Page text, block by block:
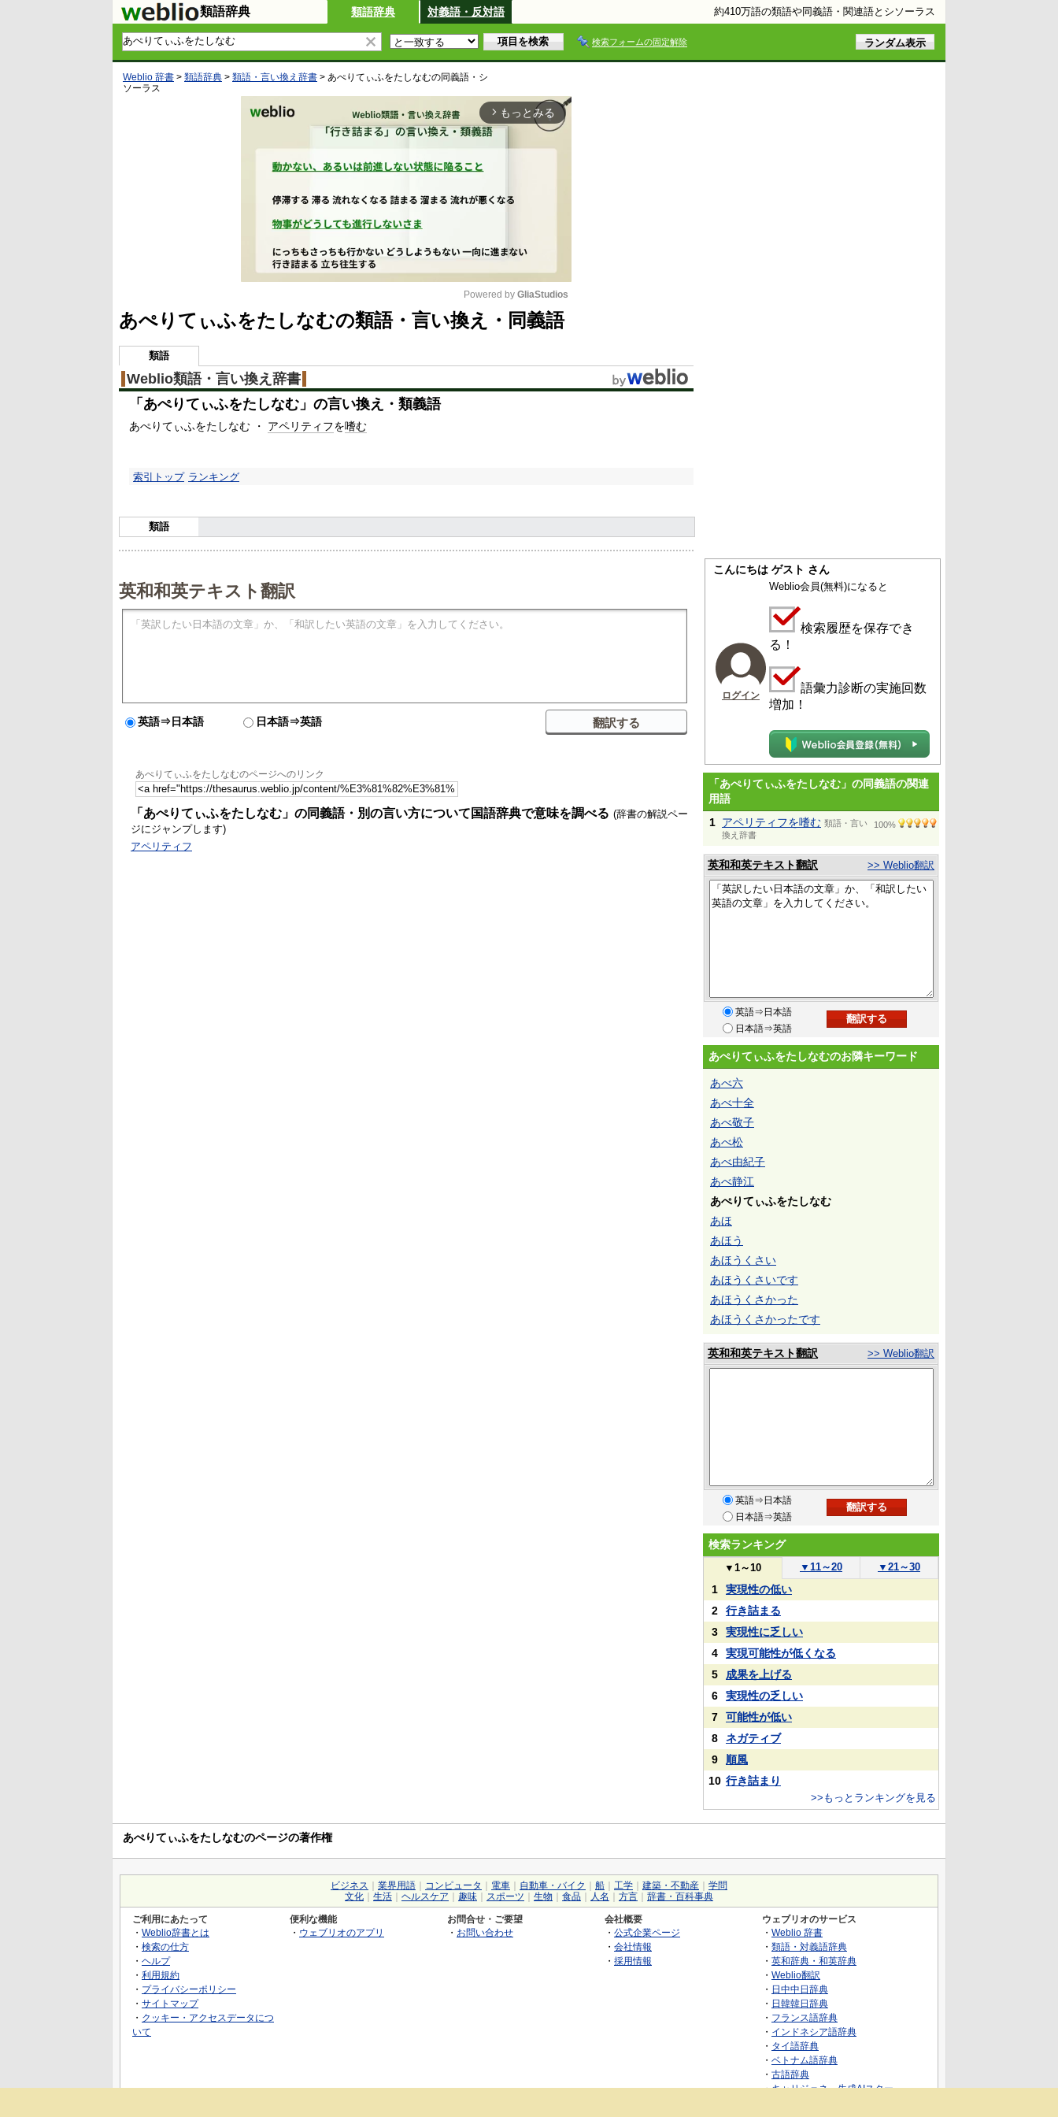
類語辞典 類語辞典 対義語・反対語 約410万語の類語や同義語・関連語とシソーラス
検索フォームの固定解除
Weblio 辞書 > 類語辞典 > 類語・言い換え辞書 > あぺりてぃふをたしなむの同義語・シ
ソーラス
arrow_forward_ios もっとみる
Powered by GliaStudios
あぺりてぃふをたしなむの類語・言い換え・同義語
類語
Weblio類語・言い換え辞書
「 あぺりてぃふをたしなむ 」の言い換え・類義語
あぺりてぃふをたしなむ ・ アペリティフを嗜む
索引トップ ランキング
類語
英和和英テキスト翻訳
英語⇒日本語 日本語⇒英語
あぺりてぃふをたしなむのページへのリンク
「あぺりてぃふをたしなむ」の同義語・別の言い方について国語辞典で意味を調べる (辞書の解説ペー
ジにジャンプします)
アペリティフ
こんにちは ゲスト さん
ログイン
Weblio会員(無料)になると
検索履歴を保存でき
る！
語彙力診断の実施回数
増加！
「あぺりてぃふをたしなむ」の同義語の関連
用語
1 アペリティフを嗜む 類語・言い
換え辞書
100%
英和和英テキスト翻訳 >> Weblio翻訳
英語⇒日本語
日本語⇒英語
あぺりてぃふをたしなむのお隣キーワード
あべ六
あべ十全
あべ敬子
あべ松
あべ由紀子
あべ静江
あぺりてぃふをたしなむ
あほ
あほう
あほうくさい
あほうくさいです
あほうくさかった
あほうくさかったです
英和和英テキスト翻訳 >> Weblio翻訳
英語⇒日本語
日本語⇒英語
検索ランキング
▼ 1～10 ▼ 11～20 ▼ 21～30
1
実現性の低い
2
行き詰まる
3
実現性に乏しい
4
実現可能性が低くなる
5
成果を上げる
6
実現性の乏しい
7
可能性が低い
8
ネガティブ
9
順風
10 行き詰まり
>>もっとランキングを見る
あぺりてぃふをたしなむのページの著作権
ビジネス 業界用語 コンピュータ 電車 自動車・バイク 船 工学 建築・不動産
学問
文化
生活 ヘルスケア 趣味 スポーツ 生物 食品 人名 方言 辞書・百科事典
ご利用にあたって
・ Weblio辞書とは
・ 検索の仕方
・ ヘルプ
・ 利用規約
・ プライバシーポリシー
・ サイトマップ
・ クッキー・アクセスデータにつ
いて
便利な機能
・ ウェブリオのアプリ
お問合せ・ご要望
・ お問い合わせ
会社概要
・ 公式企業ページ
・ 会社情報
・ 採用情報
ウェブリオのサービス
・ Weblio 辞書
・ 類語・対義語辞典
・ 英和辞典・和英辞典
・ Weblio翻訳
・ 日中中日辞典
・ 日韓韓日辞典
・ フランス語辞典
・ インドネシア語辞典
・ タイ語辞典
・ ベトナム語辞典
・ 古語辞典
・キャリジェネ～生成AIスクー